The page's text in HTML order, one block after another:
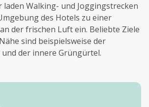
laden Walking- und Joggingstrecken
des Hotels zu einer
der frischen Luft ein. Beliebte Ziele
sind beispielsweise der
der innere Grüngürtel.